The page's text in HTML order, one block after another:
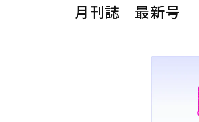
月刊誌 最新号